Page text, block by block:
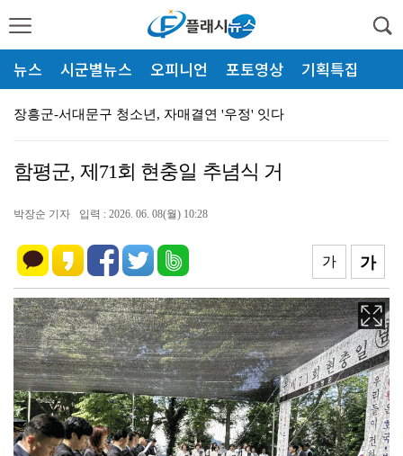
뉴스 시군별뉴스 오피니언 포토영상 기획특집
장흥군-서대문구 청소년, 자매결연 '우정' 잇다
신안군, 'TYM 동양 국제' 박병배 대표 고향사랑기부…
목포시 강성휘 시장, "시민 안전 최우선" 휴가 반납 …
영암 가뭄 '비상'… 서삼석 농해수위원장, 현장 점검
광양시 광영도서관, "AI 작가" 길 위의 인문학
광양시, '중증장애인생산품' 우선구매 교육…자립 기반 …
광양시 광영하수처리장, 여과분리막 정밀세정 '신품 80…
함평군, 제71회 현충일 추념식 거
박장순 기자 입력 : 2026. 06. 08(월) 10:28
가
가